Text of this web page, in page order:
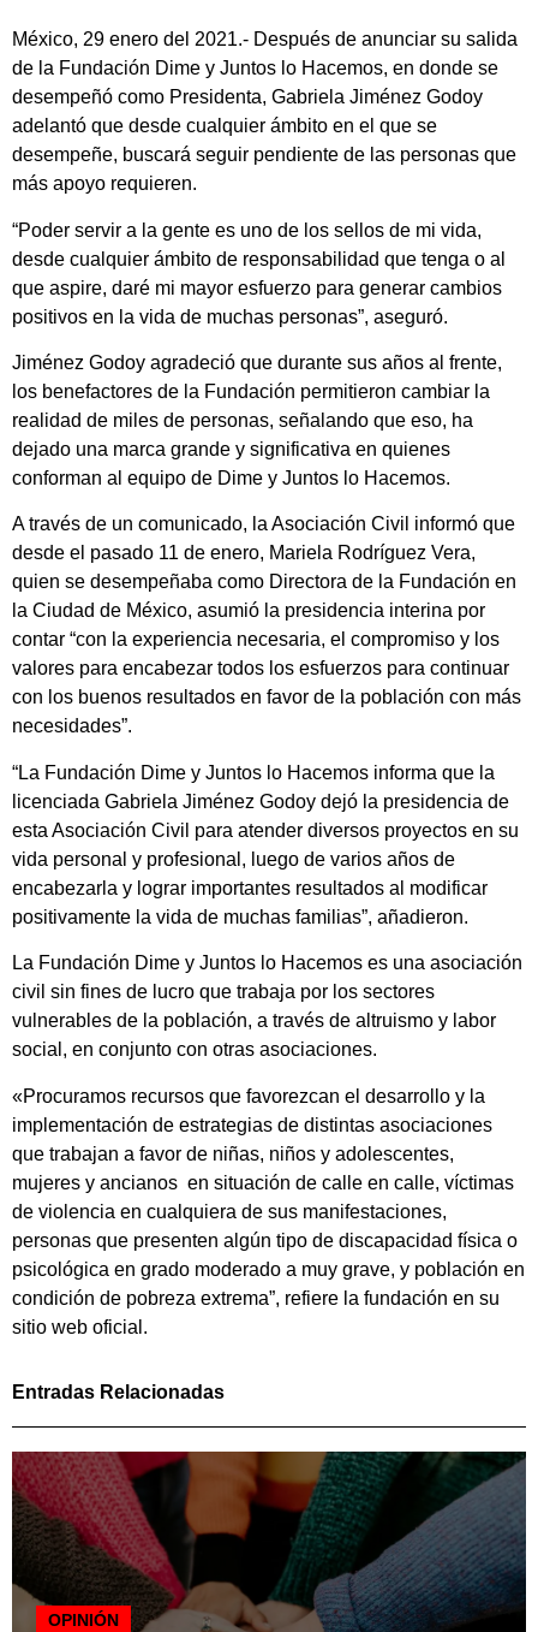
México, 29 enero del 2021.- Después de anunciar su salida
de la Fundación Dime y Juntos lo Hacemos, en donde se
desempeñó como Presidenta, Gabriela Jiménez Godoy
adelantó que desde cualquier ámbito en el que se
desempeñe, buscará seguir pendiente de las personas que
más apoyo requieren.
“Poder servir a la gente es uno de los sellos de mi vida,
desde cualquier ámbito de responsabilidad que tenga o al
que aspire, daré mi mayor esfuerzo para generar cambios
positivos en la vida de muchas personas”, aseguró.
Jiménez Godoy agradeció que durante sus años al frente,
los benefactores de la Fundación permitieron cambiar la
realidad de miles de personas, señalando que eso, ha
dejado una marca grande y significativa en quienes
conforman al equipo de Dime y Juntos lo Hacemos.
A través de un comunicado, la Asociación Civil informó que
desde el pasado 11 de enero, Mariela Rodríguez Vera,
quien se desempeñaba como Directora de la Fundación en
la Ciudad de México, asumió la presidencia interina por
contar “con la experiencia necesaria, el compromiso y los
valores para encabezar todos los esfuerzos para continuar
con los buenos resultados en favor de la población con más
necesidades”.
“La Fundación Dime y Juntos lo Hacemos informa que la
licenciada Gabriela Jiménez Godoy dejó la presidencia de
esta Asociación Civil para atender diversos proyectos en su
vida personal y profesional, luego de varios años de
encabezarla y lograr importantes resultados al modificar
positivamente la vida de muchas familias”, añadieron.
La Fundación Dime y Juntos lo Hacemos es una asociación
civil sin fines de lucro que trabaja por los sectores
vulnerables de la población, a través de altruismo y labor
social, en conjunto con otras asociaciones.
«Procuramos recursos que favorezcan el desarrollo y la
implementación de estrategias de distintas asociaciones
que trabajan a favor de niñas, niños y adolescentes,
mujeres y ancianos en situación de calle en calle, víctimas
de violencia en cualquiera de sus manifestaciones,
personas que presenten algún tipo de discapacidad física o
psicológica en grado moderado a muy grave, y población en
condición de pobreza extrema”, refiere la fundación en su
sitio web oficial.
Entradas Relacionadas
OPINIÓN